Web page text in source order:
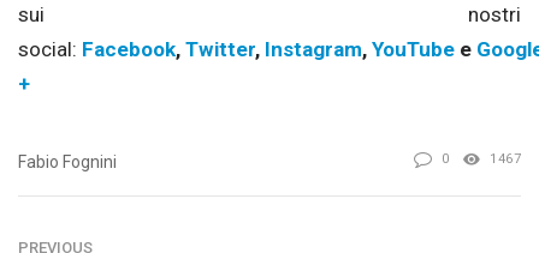
sui nostri
social: Facebook, Twitter, Instagram, YouTube e
+
Fabio Fognini 0 1467
PREVIOUS